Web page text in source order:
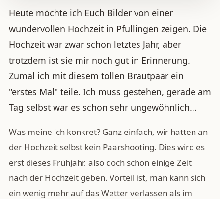
Heute möchte ich Euch Bilder von einer
wundervollen Hochzeit in Pfullingen zeigen. Die
Hochzeit war zwar schon letztes Jahr, aber
trotzdem ist sie mir noch gut in Erinnerung.
Zumal ich mit diesem tollen Brautpaar ein
"erstes Mal" teile. Ich muss gestehen, gerade am
Tag selbst war es schon sehr ungewöhnlich...
Was meine ich konkret? Ganz einfach, wir hatten an
der Hochzeit selbst kein Paarshooting. Dies wird es
erst dieses Frühjahr, also doch schon einige Zeit
nach der Hochzeit geben. Vorteil ist, man kann sich
ein wenig mehr auf das Wetter verlassen als im